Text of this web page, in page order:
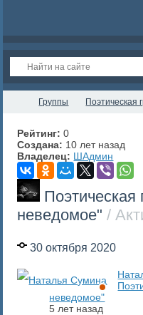
Группы Поэтическая
Рейтинг: 0
Создана: 10 лет назад
Владелец: ШАдмин
неведомое"/
30 октября 2020
неведомое"
5 лет назад